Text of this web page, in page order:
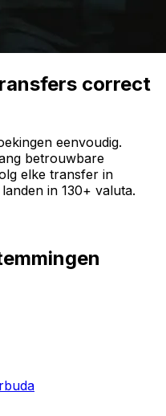
correct
eenvoudig.
betrouwbare
elke transfer in
in 130+ valuta.